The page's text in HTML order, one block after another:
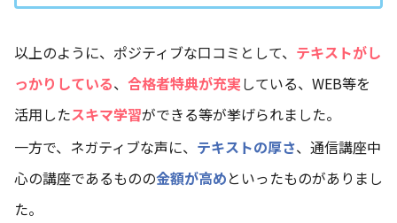
以上のように、ポジティブな口コミとして、 テキストがし
っかりしている、 合格者特典が充実している、WEB等を
活用したスキマ学習ができる等が挙げられました。
一方で、ネガティブな声に、 テキストの厚さ、通信講座中
心の講座であるものの金額が高めといったものがありまし
た。